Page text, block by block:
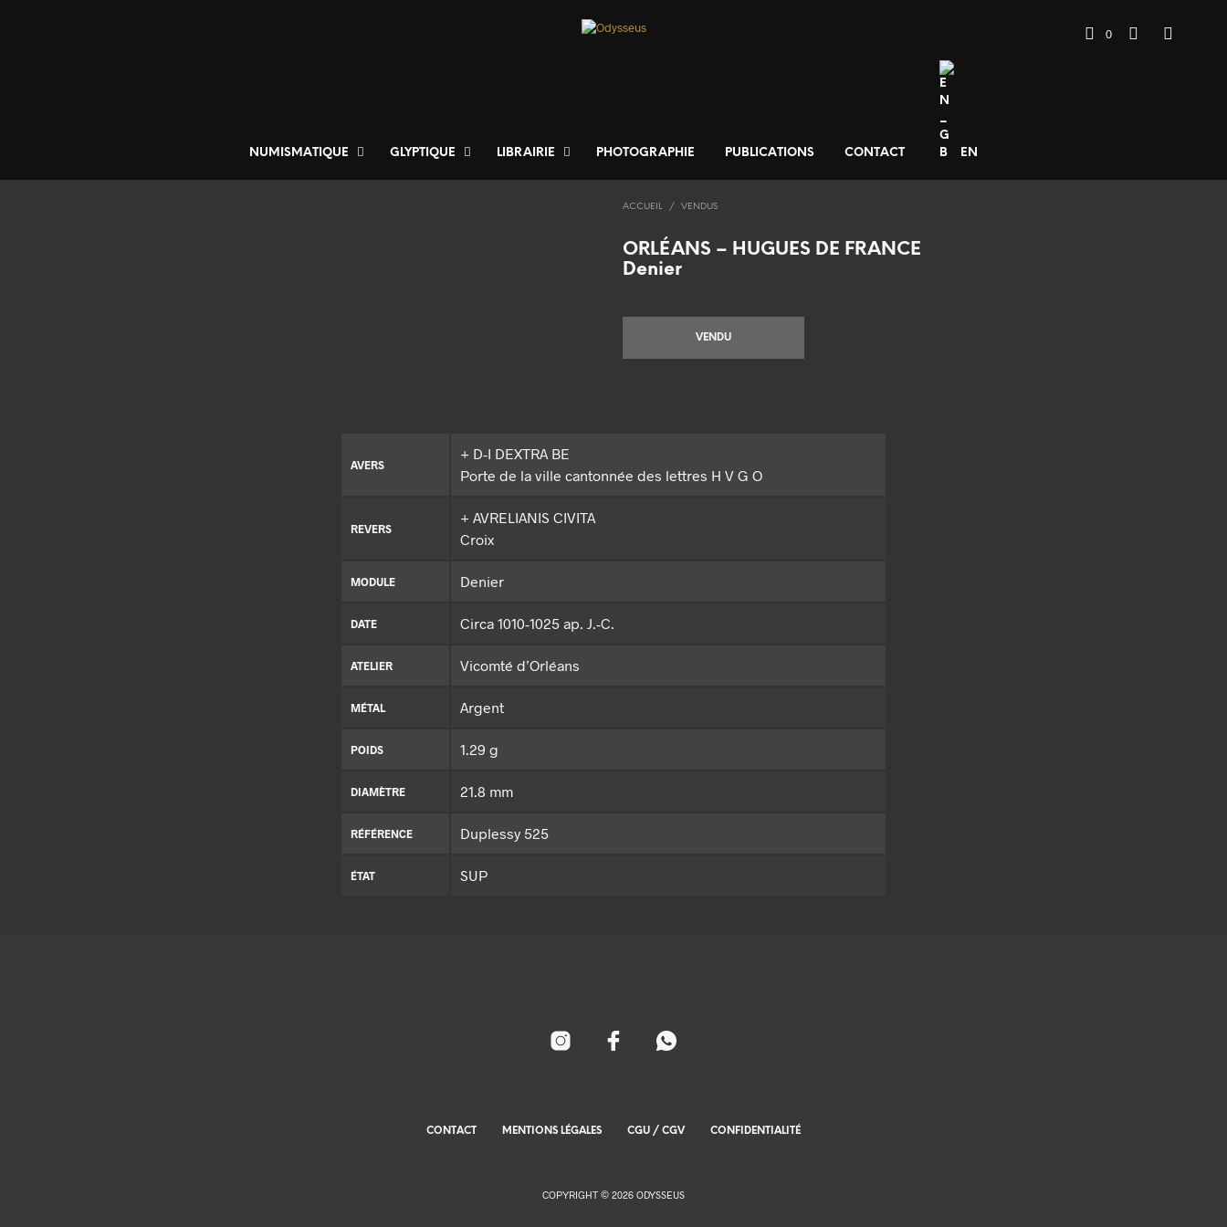
NUMISMATIQUE GLYPTIQUE LIBRAIRIE PHOTOGRAPHIE PUBLICATIONS CONTACT EN
0
ACCUEIL / VENDUS
ORLÉANS – HUGUES DE FRANCE
Denier
VENDU
AVERS
+ D-I DEXTRA BE
Porte de la ville cantonnée des lettres H V G O
REVERS
+ AVRELIANIS CIVITA
Croix
MODULE Denier
DATE Circa 1010-1025 ap. J.-C.
ATELIER Vicomté d’Orléans
MÉTAL Argent
POIDS 1.29 g
DIAMÈTRE 21.8 mm
RÉFÉRENCE Duplessy 525
ÉTAT SUP
CONTACT MENTIONS LÉGALES CGU / CGV CONFIDENTIALITÉ
COPYRIGHT © 2026 ODYSSEUS